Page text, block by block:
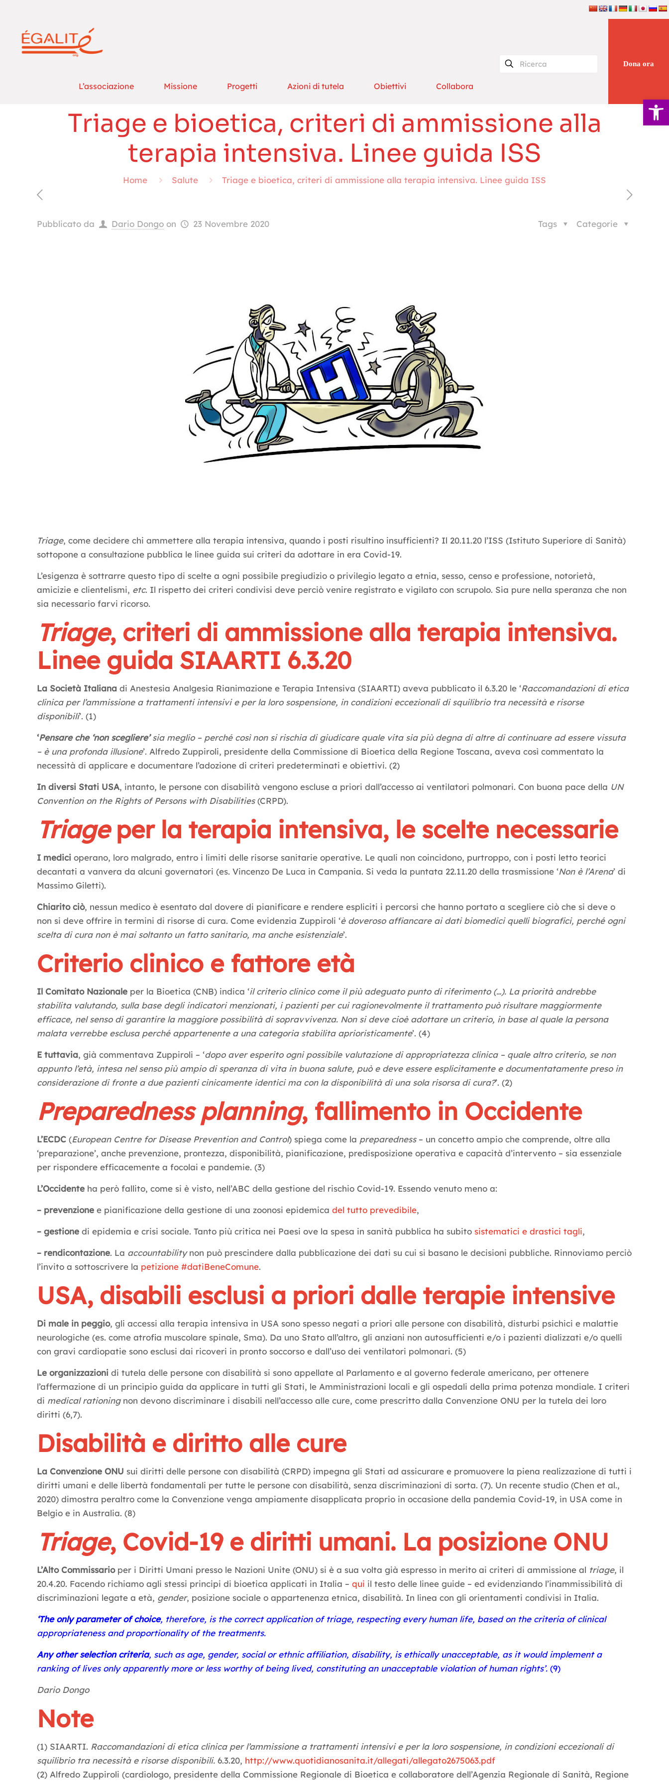
Apri la
L’associazione Missione Progetti Azioni di tutela Obiettivi Collabora
Dona ora
Triage e bioetica, criteri di ammissione alla
terapia intensiva. Linee guida ISS
Home Salute Triage e bioetica, criteri di ammissione alla terapia intensiva. Linee guida ISS
Pubblicato da Dario Dongo on 23 Novembre 2020 Categorie
Tags
Triage, come decidere chi ammettere alla terapia intensiva, quando i posti risultino insufficienti? Il 20.11.20 l’ISS (Istituto Superiore di Sanità)
sottopone a consultazione pubblica le linee guida sui criteri da adottare in era Covid-19.
L’esigenza è sottrarre questo tipo di scelte a ogni possibile pregiudizio o privilegio legato a etnia, sesso, censo e professione, notorietà,
amicizie e clientelismi, etc. Il rispetto dei criteri condivisi deve perciò venire registrato e vigilato con scrupolo. Sia pure nella speranza che non
sia necessario farvi ricorso.
Triage, criteri di ammissione alla terapia intensiva.
Linee guida SIAARTI 6.3.20
La Società Italiana di Anestesia Analgesia Rianimazione e Terapia Intensiva (SIAARTI) aveva pubblicato il 6.3.20 le ‘Raccomandazioni di etica
clinica per l’ammissione a trattamenti intensivi e per la loro sospensione, in condizioni eccezionali di squilibrio tra necessità e risorse
disponibili’. (1)
‘Pensare che ‘non scegliere’sia meglio – perché così non si rischia di giudicare quale vita sia più degna di altre di continuare ad essere vissuta
– è una profonda illusione’. Alfredo Zuppiroli, presidente della Commissione di Bioetica della Regione Toscana, aveva così commentato la
necessità di applicare e documentare l’adozione di criteri predeterminati e obiettivi. (2)
In diversi Stati USA, intanto, le persone con disabilità vengono escluse a priori dall’accesso ai ventilatori polmonari. Con buona pace della UN
Convention on the Rights of Persons with Disabilities(CRPD).
Triage per la terapia intensiva, le scelte necessarie
I medicioperano, loro malgrado, entro i limiti delle risorse sanitarie operative. Le quali non coincidono, purtroppo, con i posti letto teorici
decantati a vanvera da alcuni governatori (es. Vincenzo De Luca in Campania. Si veda la puntata 22.11.20 della trasmissione ‘Non è l’Arena’ di
Massimo Giletti).
Chiarito ciò, nessun medico è esentato dal dovere di pianificare e rendere espliciti i percorsi che hanno portato a scegliere ciò che si deve o
non si deve offrire in termini di risorse di cura. Come evidenzia Zuppiroli ‘è doveroso affiancare ai dati biomedici quelli biografici, perché ogni
scelta di cura non è mai soltanto un fatto sanitario, ma anche esistenziale’.
Criterio clinico e fattore età
Il Comitato Nazionale per la Bioetica (CNB) indica ‘il criterio clinico come il più adeguato punto di riferimento (…). La priorità andrebbe
stabilita valutando, sulla base degli indicatori menzionati, i pazienti per cui ragionevolmente il trattamento può risultare maggiormente
efficace, nel senso di garantire la maggiore possibilità di sopravvivenza. Non si deve cioè adottare un criterio, in base al quale la persona
malata verrebbe esclusa perché appartenente a una categoria stabilita aprioristicamente’. (4)
E tuttavia, già commentava Zuppiroli – ‘dopo aver esperito ogni possibile valutazione di appropriatezza clinica – quale altro criterio, se non
appunto l’età, intesa nel senso più ampio di speranza di vita in buona salute, può e deve essere esplicitamente e documentatamente preso in
considerazione di fronte a due pazienti cinicamente identici ma con la disponibilità di una sola risorsa di cura?’. (2)
Preparedness planning, fallimento in Occidente
L’ECDC (European Centre for Disease Prevention and Control) spiega come la preparedness– un concetto ampio che comprende, oltre alla
‘preparazione’, anche prevenzione, prontezza, disponibilità, pianificazione, predisposizione operativa e capacità d’intervento – sia essenziale
per rispondere efficacemente a focolai e pandemie. (3)
L’Occidente ha però fallito, come si è visto, nell’ABC della gestione del rischio Covid-19. Essendo venuto meno a:
– prevenzione e pianificazione della gestione di una zoonosi epidemicadel tutto prevedibile,
– gestione di epidemia e crisi sociale. Tanto più critica nei Paesi ove la spesa in sanità pubblica ha subito sistematici e drastici tagli,
– rendicontazione. La accountabilitynon può prescindere dalla pubblicazione dei dati su cui si basano le decisioni pubbliche. Rinnoviamo perciò
l’invito a sottoscrivere la petizione #datiBeneComune.
USA, disabili esclusi a priori dalle terapie intensive
Di male in peggio, gli accessi alla terapia intensiva in USA sono spesso negati a priori alle persone con disabilità, disturbi psichici e malattie
neurologiche (es. come atrofia muscolare spinale, Sma). Da uno Stato all’altro, gli anziani non autosufficienti e/o i pazienti dializzati e/o quelli
con gravi cardiopatie sono esclusi dai ricoveri in pronto soccorso e dall’uso dei ventilatori polmonari. (5)
Le organizzazioni di tutela delle persone con disabilità si sono appellate al Parlamento e al governo federale americano, per ottenere
l’affermazione di un principio guida da applicare in tutti gli Stati, le Amministrazioni locali e gli ospedali della prima potenza mondiale. I criteri
di medical rationingnon devono discriminare i disabili nell’accesso alle cure, come prescritto dalla Convenzione ONU per la tutela dei loro
diritti (6,7).
Disabilità e diritto alle cure
La Convenzione ONU sui diritti delle persone con disabilità (CRPD) impegna gli Stati ad assicurare e promuovere la piena realizzazione di tutti i
diritti umani e delle libertà fondamentali per tutte le persone con disabilità, senza discriminazioni di sorta. (7). Un recente studio (Chen et al.,
2020) dimostra peraltro come la Convenzione venga ampiamente disapplicata proprio in occasione della pandemia Covid-19, in USA come in
Belgio e in Australia. (8)
Triage, Covid-19 e diritti umani. La posizione ONU
L’Alto Commissarioper i Diritti Umani presso le Nazioni Unite (ONU) si è a sua volta già espresso in merito ai criteri di ammissione al triage, il
20.4.20. Facendo richiamo agli stessi principi di bioetica applicati in Italia –qui il testo delle linee guide – ed evidenziando l’inammissibilità di
discriminazioni legate a età, gender, posizione sociale o appartenenza etnica, disabilità. In linea con gli orientamenti condivisi in Italia.
‘The only parameter of choice, therefore, is the correct application of triage, respecting every human life, based on the criteria of clinical
appropriateness and proportionality of the treatments.
Any other selection criteria, such as age, gender, social or ethnic affiliation, disability, is ethically unacceptable, as it would implement a
ranking of lives only apparently more or less worthy of being lived, constituting an unacceptable violation of human rights’. (9)
Dario Dongo
Note
(1) SIAARTI. Raccomandazioni di etica clinica per l’ammissione a trattamenti intensivi e per la loro sospensione, in condizioni eccezionali di
squilibrio tra necessità e risorse disponibili. 6.3.20, http://www.quotidianosanita.it/allegati/allegato2675063.pdf
(2) Alfredo Zuppiroli (cardiologo, presidente della Commissione Regionale di Bioetica e collaboratore dell’Agenzia Regionale di Sanità, Regione